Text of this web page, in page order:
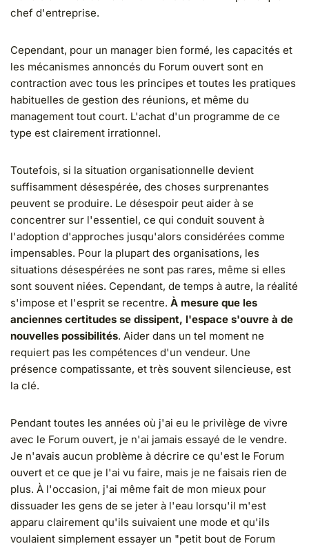
chef d'entreprise.
Cependant, pour un manager bien formé, les capacités et
les mécanismes annoncés du Forum ouvert sont en
contraction avec tous les principes et toutes les pratiques
habituelles de gestion des réunions, et même du
management tout court. L'achat d'un programme de ce
type est clairement irrationnel.
Toutefois, si la situation organisationnelle devient
suffisamment désespérée, des choses surprenantes
peuvent se produire. Le désespoir peut aider à se
concentrer sur l'essentiel, ce qui conduit souvent à
l'adoption d'approches jusqu'alors considérées comme
impensables. Pour la plupart des organisations, les
situations désespérées ne sont pas rares, même si elles
sont souvent niées. Cependant, de temps à autre, la réalité
s'impose et l'esprit se recentre. À mesure que les
anciennes certitudes se dissipent, l'espace s'ouvre à de
nouvelles possibilités. Aider dans un tel moment ne
requiert pas les compétences d'un vendeur. Une
présence compatissante, et très souvent silencieuse, est
la clé.
Pendant toutes les années où j'ai eu le privilège de vivre
avec le Forum ouvert, je n'ai jamais essayé de le vendre.
Je n'avais aucun problème à décrire ce qu'est le Forum
ouvert et ce que je l'ai vu faire, mais je ne faisais rien de
plus. À l'occasion, j'ai même fait de mon mieux pour
dissuader les gens de se jeter à l'eau lorsqu'il m'est
apparu clairement qu'ils suivaient une mode et qu'ils
voulaient simplement essayer un "petit bout de Forum